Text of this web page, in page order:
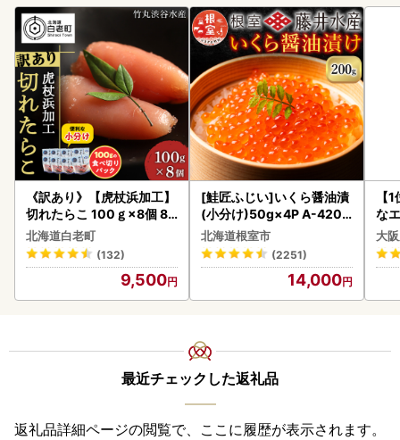
《訳あり》【虎杖浜加工】
切れたらこ 100ｇ×8個 80
0g AK081
北海道白老町
(132)
9,500
[鮭匠ふじい]いくら醤油漬
(小分け)50g×4P A-4209
5
北海道根室市
(2251)
14,000
【
な
大
最近チェックした返礼品
返礼品詳細ページの閲覧で、ここに履歴が表示されます。